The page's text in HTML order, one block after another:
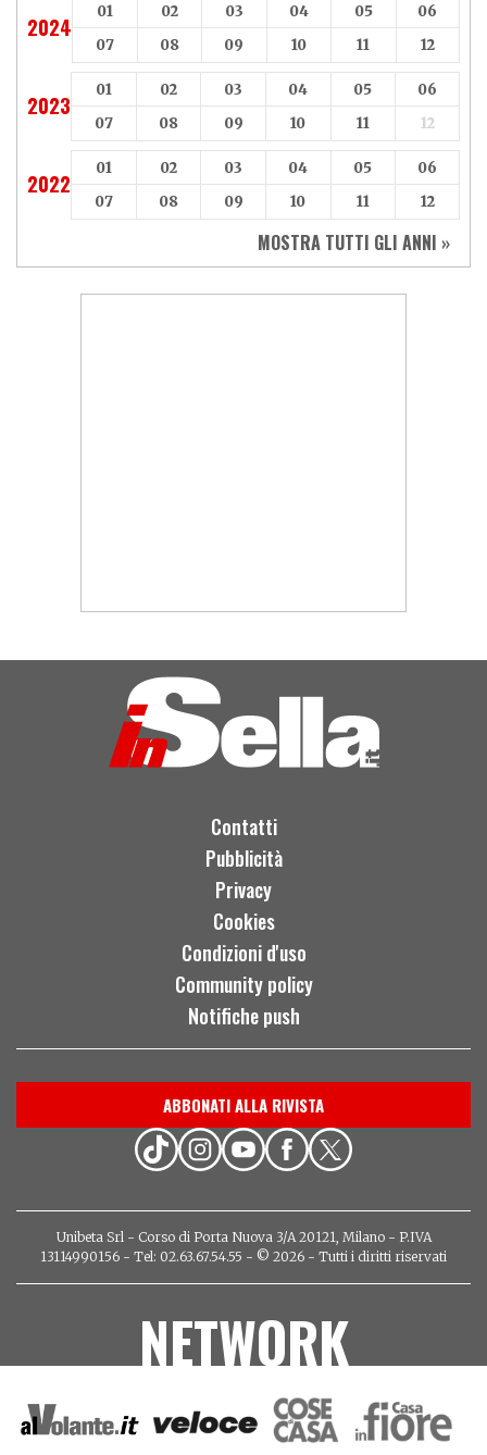
2024
01 02 03 04 05
06
07
08 09 10 11 12
2023
01 02 03 04 05
06
07
08 09 10 11 12
2022
01 02 03 04 05
06
07
08 09 10 11 12
MOSTRA TUTTI GLI ANNI »
Contatti
Pubblicità
Privacy
Cookies
Condizioni d'uso
Community policy
Notifiche push
ABBONATI ALLA RIVISTA
Unibeta Srl - Corso di Porta Nuova 3/A 20121, Milano - P.IVA
13114990156 - Tel: 02.63.67.54.55 - © 2026 - Tutti i diritti riservati
NETWORK